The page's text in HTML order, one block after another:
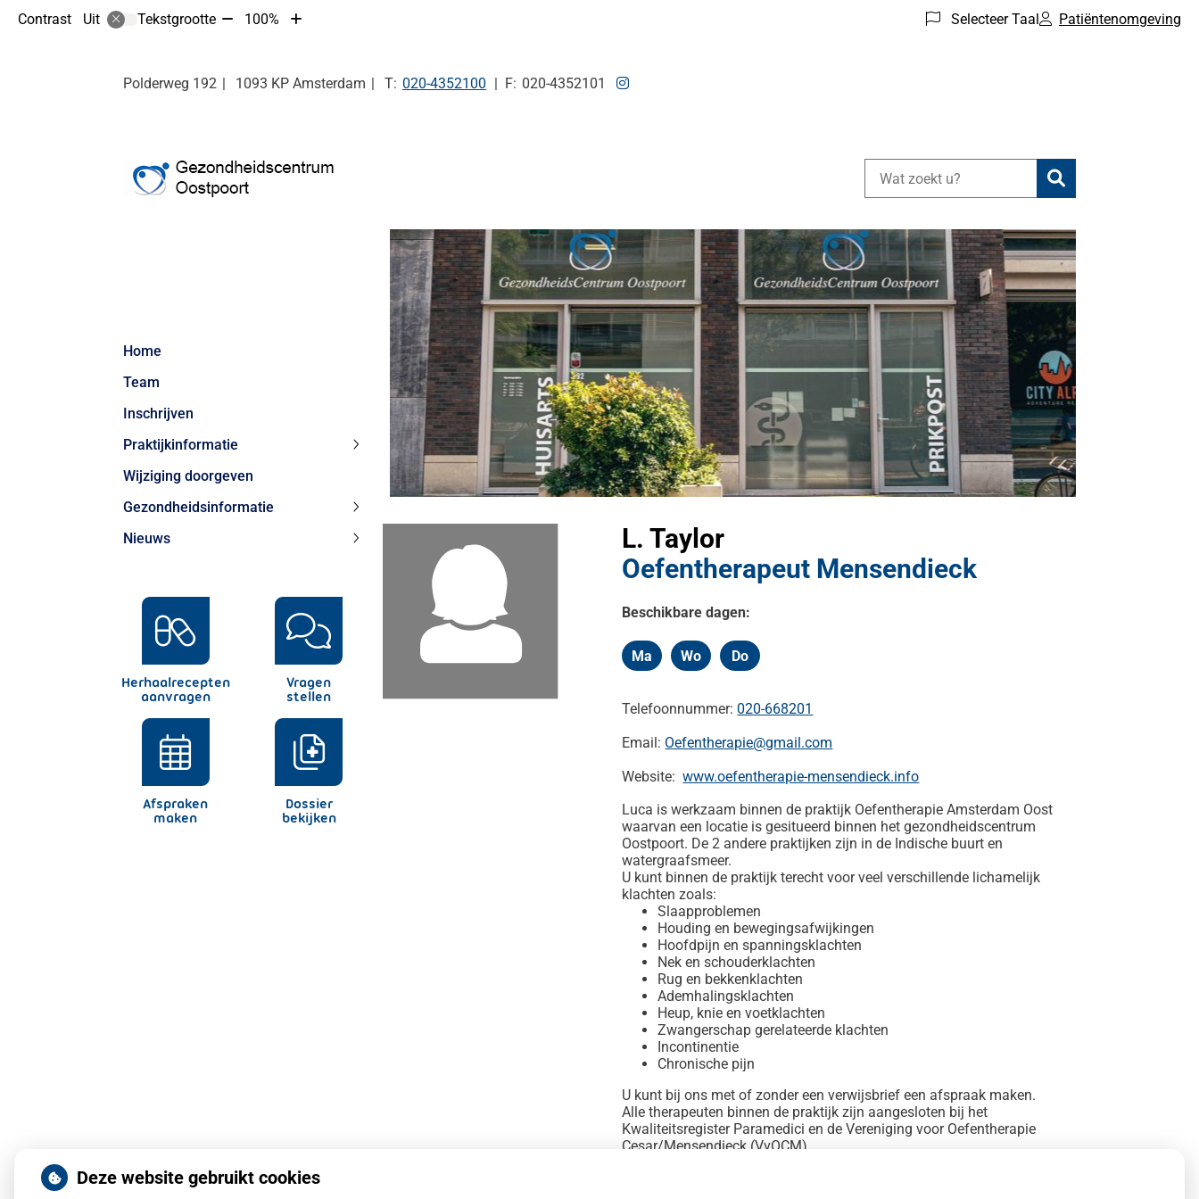
Contrast Uit Tekstgrootte Tekst
10%
100%
Tekst
10%
Selecteer Taal Patiëntenomgeving
Polderweg 192 1093 KP Amsterdam Tel:
020-4352100 020-4352101
Bezoek
Zoeken
Home
Team
Inschrijven
Praktijkinformatie
Praktijkinformatie
submenu
Wijziging doorgeven
Gezondheidsinformatie
Gezondheidsinformatie
submenu
Nieuws
Herhaalrecepten
aanvragen
Vragen
stellen
Afspraken
maken
Dossier
bekijken
L. Taylor
Oefentherapeut Mensendieck
Beschikbare dagen:
Maandag
Ma Woensdag
Wo Donderdag
Do
Telefoonnummer:020-668201
Email: Oefentherapie@gmail.com
Website:www.oefentherapie-mensendieck.info
Luca is werkzaam binnen de praktijk Oefentherapie Amsterdam Oost
waarvan een locatie is gesitueerd binnen het gezondheidscentrum
Oostpoort. De 2 andere praktijken zijn in de Indische buurt en
watergraafsmeer.
U kunt binnen de praktijk terecht voor veel verschillende lichamelijk
klachten zoals:
Slaapproblemen
Houding en bewegingsafwijkingen
Hoofdpijn en spanningsklachten
Nek en schouderklachten
Rug en bekkenklachten
Ademhalingsklachten
Heup, knie en voetklachten
Zwangerschap gerelateerde klachten
Incontinentie
Chronische pijn
U kunt bij ons met of zonder een verwijsbrief een afspraak maken.
Alle therapeuten binnen de praktijk zijn aangesloten bij het
Kwaliteitsregister Paramedici en de Vereniging voor Oefentherapie
Cesar/Mensendieck (VvOCM)
Deze website gebruikt cookies